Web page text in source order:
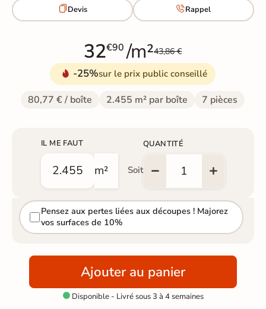
Devis Rappel
32€90 /m²43,86 €
-25%sur le prix public conseillé
80,77 € / boîte 2.455 m² par boîte 7 pièces
IL ME FAUT
m² Soit
QUANTITÉ
Pensez aux pertes liées aux découpes ! Majorez
vos surfaces de 10%
Ajouter au panier
Disponible - Livré sous 3 à 4 semaines